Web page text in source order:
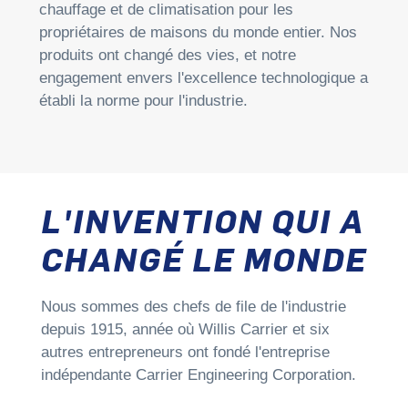
chauffage et de climatisation pour les
propriétaires de maisons du monde entier. Nos
produits ont changé des vies, et notre
engagement envers l'excellence technologique a
établi la norme pour l'industrie.
L'INVENTION QUI A
CHANGÉ LE MONDE
Nous sommes des chefs de file de l'industrie
depuis 1915, année où Willis Carrier et six
autres entrepreneurs ont fondé l'entreprise
indépendante Carrier Engineering Corporation.